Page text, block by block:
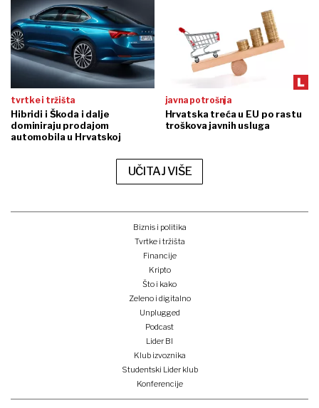
tvrtke i tržišta
Hibridi i Škoda i dalje
dominiraju prodajom
automobila u Hrvatskoj
javna potrošnja
Hrvatska treća u EU po rastu
troškova javnih usluga
UČITAJ VIŠE
Biznis i politika
Tvrtke i tržišta
Financije
Kripto
Što i kako
Zeleno i digitalno
Unplugged
Podcast
Lider BI
Klub izvoznika
Studentski Lider klub
Konferencije